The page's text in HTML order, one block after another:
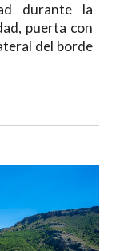
durante la
puerta con
del borde